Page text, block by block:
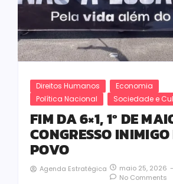
Direitos Humanos
Economia
Política Nacional
Sociedade e
FIM DA 6×1, 1º DE
CONGRESSO
POVO
Agenda Estratégica maio 25, 2026 -
No Comments